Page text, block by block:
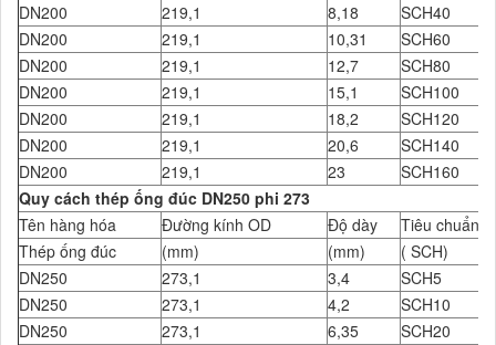
DN200 219,1 8,18
SCH40
DN200
219,1 10,31
SCH60
DN200
219,1 12,7
SCH80
DN200
219,1 15,1
SCH100
DN200
219,1 18,2
SCH120
DN200
219,1 20,6
SCH140
DN200
219,1 23
SCH160
Quy cách thép ống đúc DN250 phi 273
Tên hàng hóa
Đường kính OD Độ dày
Tiêu chuẩn
Thép ống đúc
(mm) (mm)
( SCH)
DN250
273,1 3,4
SCH5
DN250
273,1 4,2
SCH10
DN250
273,1 6,35
SCH20